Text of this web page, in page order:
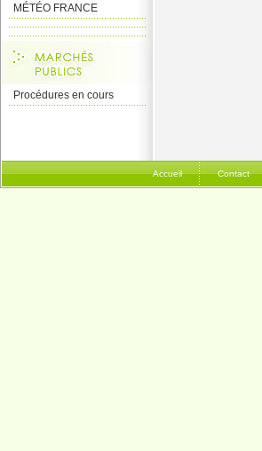
MÉTÉO FRANCE
Procédures en cours
Accueil Contact